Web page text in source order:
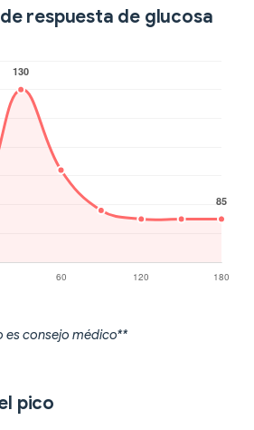
respuesta de glucosa
es consejo médico**
pico